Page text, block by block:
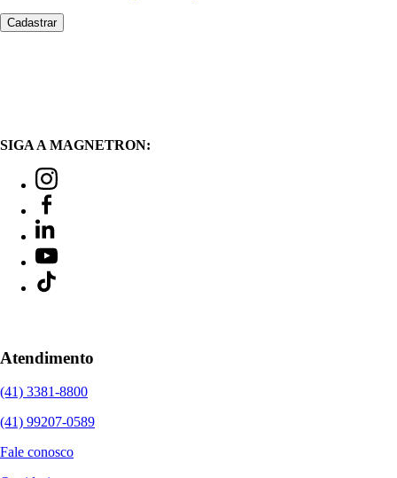
SIGA A MAGNETRON:
Atendimento
(41) 3381-8800
(41) 99207-0589
Fale conosco